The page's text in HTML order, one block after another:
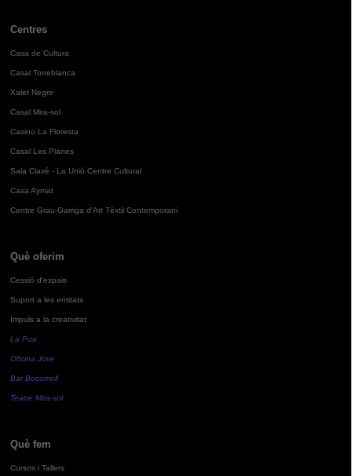
Centres
Casa de Cultura
Casal Torreblanca
Xalet Negre
Casal Mira-sol
Casino La Floresta
Casal Les Planes
Sala Clavé - La Unió Centre Cultural
Casa Aymat
Centre Grau-Garriga d'Art Tèxtil Contemporani
Què oferim
Cessió d'espais
Suport a les entitats
Impuls a la creativitat
La Pua
Oficina Jove
Bar Bocamoll
Teatre Mira-sol
Què fem
Cursos i Tallers